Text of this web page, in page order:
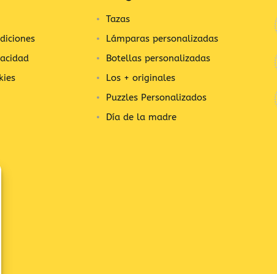
Tazas
Lámparas personalizadas
Botellas personalizadas
Los + originales
Puzzles Personalizados
Día de la madre